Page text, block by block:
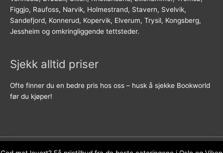
Figgjo, Raufoss, Narvik, Holmestrand, Stavern, Svelvik,
Sandefjord, Konnerud, Kopervik, Elverum, Trysil, Kongsberg,
Jessheim og omkringliggende tettsteder.
Sjekk alltid priser
Ofte finner du en bedre pris hos oss – husk å sjekke Bookworld
før du kjøper!